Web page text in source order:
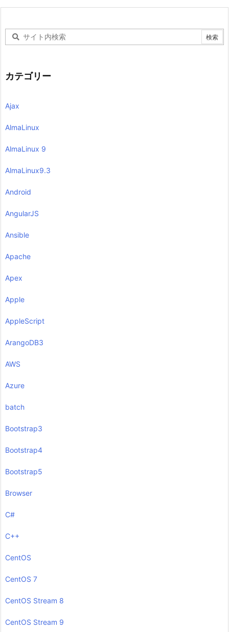
カテゴリー
Ajax
AlmaLinux
AlmaLinux 9
AlmaLinux9.3
Android
AngularJS
Ansible
Apache
Apex
Apple
AppleScript
ArangoDB3
AWS
Azure
batch
Bootstrap3
Bootstrap4
Bootstrap5
Browser
C#
C++
CentOS
CentOS 7
CentOS Stream 8
CentOS Stream 9